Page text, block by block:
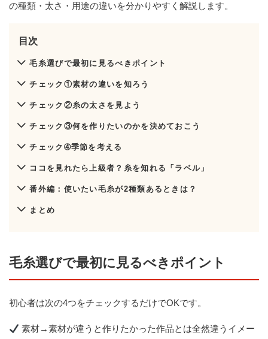
の種類・太さ・用途の違いを分かりやすく解説します。
目次
毛糸選びで最初に見るべきポイント
チェック①素材の違いを知ろう
チェック②糸の太さを見よう
チェック③何を作りたいのかを決めておこう
チェック➃季節を考える
ココを見れたら上級者？糸を知れる「ラベル」
番外編：使いたい毛糸が2種類あるときは？
まとめ
毛糸選びで最初に見るべきポイント
初心者は次の4つをチェックするだけでOKです。
素材→素材が違うと作りたかった作品とは全然違うイメー